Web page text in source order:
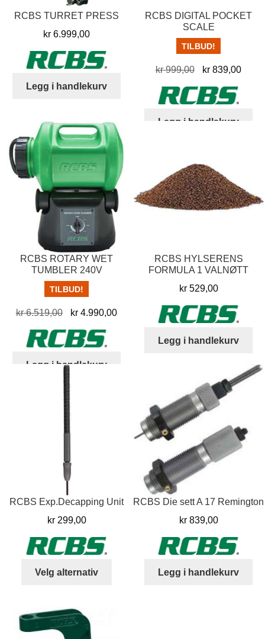
RCBS TURRET PRESS
kr 6.999,00
Legg i handlekurv
RCBS DIGITAL POCKET
SCALE
TILBUD!
kr999,00
Opprinnelig
pris
var:
kr 839,00
Legg i handlekurv
RCBS ROTARY WET
TUMBLER 240V
TILBUD!
kr6.519,00
Opprinnelig
pris
var:
kr 4.990,00Nåværende
Legg i handlekurv
RCBS HYLSERENS
FORMULA 1 VALNØTT
kr529,00
Legg i handlekurv
RCBS Exp.Decapping Unit
kr299,00
Velg alternativ
RCBS Die sett A 17 Remington
kr839,00
Legg i handlekurv